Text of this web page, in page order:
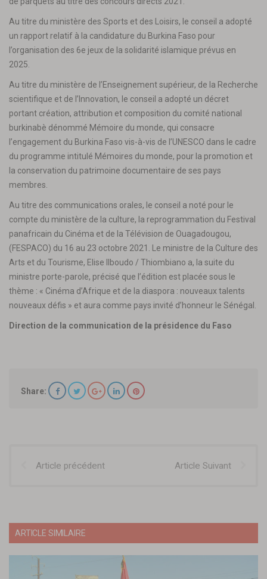
Au titre du ministère des Sports et des Loisirs, le conseil a adopté
un rapport relatif à la candidature du Burkina Faso pour
l’organisation des 6e jeux de la solidarité islamique prévus en
2025.
Au titre du ministère de l’Enseignement supérieur, de la Recherche
scientifique et de l’Innovation, le conseil a adopté un décret
portant création, attribution et composition du comité national
burkinabè dénommé Mémoire du monde, qui consacre
l’engagement du Burkina Faso vis-à-vis de l’UNESCO dans le cadre
du programme intitulé Mémoires du monde, pour la promotion et
la conservation du patrimoine documentaire de ses pays
membres.
Au titre des communications orales, le conseil a noté pour le
compte du ministère de la culture, la reprogrammation du Festival
panafricain du Cinéma et de la Télévision de Ouagadougou,
(FESPACO) du 16 au 23 octobre 2021. Le ministre de la Culture des
Arts et du Tourisme, Elise Ilboudo / Thiombiano a, la suite du
ministre porte-parole, précisé que l’édition est placée sous le
thème : « Cinéma d’Afrique et de la diaspora : nouveaux talents
nouveaux défis » et aura comme pays invité d’honneur le Sénégal.
Direction de la communication de la présidence du Faso
Share:
Article précédent Article Suivant
ARTICLE SIMILAIRE